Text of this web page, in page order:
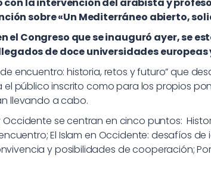
sobre «Un Mediterráneo abierto,
el Congreso que se inauguró ayer, se
de doce universidades europeas
encuentro: historia, retos y futuro” que
público inscrito como para los propios
llevando a cabo.
se centran en cinco puntos:
El Islam en Occidente: desafíos
y posibilidades de cooperación;